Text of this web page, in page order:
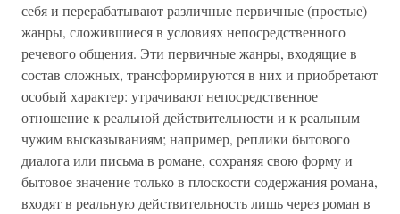
себя и перерабатывают различные первичные (простые)
жанры, сложившиеся в условиях непосредственного
речевого общения. Эти первичные жанры, входящие в
состав сложных, трансформируются в них и приобретают
особый характер: утрачивают непосредственное
отношение к реальной действительности и к реальным
чужим высказываниям; например, реплики бытового
диалога или письма в романе, сохраняя свою форму и
бытовое значение только в плоскости содержания романа,
входят в реальную действительность лишь через роман в